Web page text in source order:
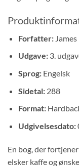
Forfatter:James
Udgave:3.
Sprog:Engelsk
Sidetal:288
Format:
Udgivelsesdato:
En bog, der
elsker kaffe og